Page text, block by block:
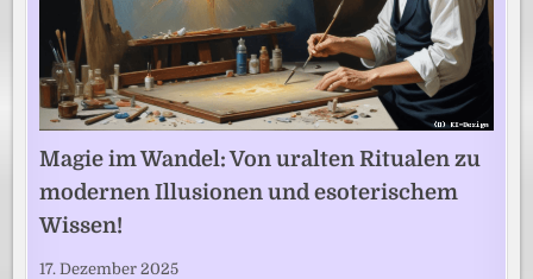
Magie im Wandel: Von uralten Ritualen zu
modernen Illusionen und esoterischem
Wissen!
17. Dezember 2025